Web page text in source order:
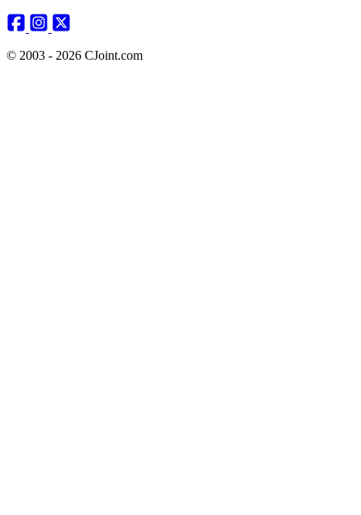
© 2003 - 2026 CJoint.com